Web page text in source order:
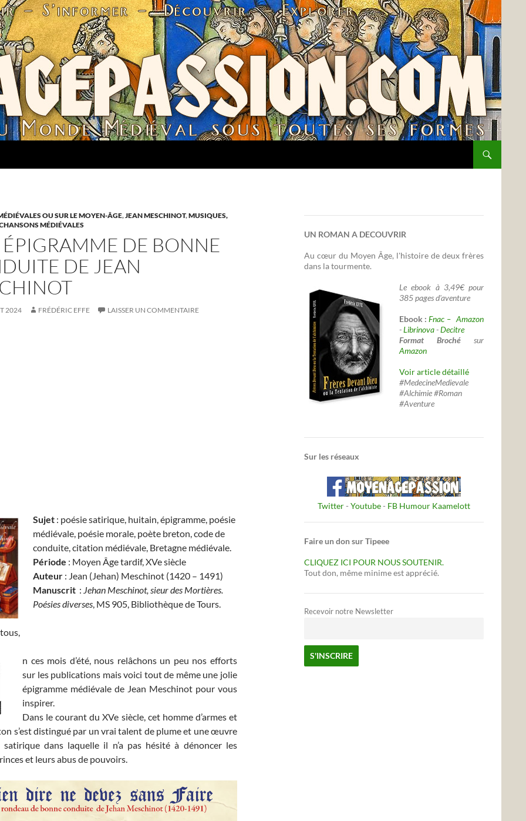
OU SUR LE MOYEN-ÂGE,JEAN MESCHINOT,MUSIQUES,
MÉDIÉVALES
DE BONNE
DE JEAN
2024 FRÉDÉRIC EFFE LAISSER UN COMMENTAIRE
Sujet : poésie satirique, huitain, épigramme, poésie
médiévale, poésie morale, poète breton, code de
conduite, citation médiévale, Bretagne médiévale.
Période : Moyen Âge tardif, XVe siècle
Auteur : Jean (Jehan) Meschinot (1420 – 1491)
Manuscrit : Jehan Meschinot, sieur des Mortières.
Poésies diverses, MS 905, Bibliothèque de Tours.
n ces mois d’été, nous relâchons un peu nos efforts
sur les publications mais voici tout de même une jolie
épigramme médiévale de Jean Meschinot pour vous
inspirer.
Dans le courant du XVe siècle, cet homme d’armes et
s’est distingué par un vrai talent de plume et une œuvre
dans laquelle il n’a pas hésité à dénoncer les
et leurs abus de pouvoirs.
UN ROMAN A DECOUVRIR
Au cœur du Moyen Âge, l'histoire de deux frères
dans la tourmente.
Le ebook à 3,49€ pour
385 pages d'aventure
Ebook :Fnac – Amazon
-Librinova-Decitre
Format Broché sur
Amazon
Voir article détaillé
#MedecineMedievale
#Alchimie #Roman
#Aventure
Sur les réseaux
Twitter- Youtube- FB Humour Kaamelott
Faire un don sur Tipeee
CLIQUEZ ICI POUR NOUS SOUTENIR.
Tout don, même minime est apprécié.
Recevoir notre Newsletter